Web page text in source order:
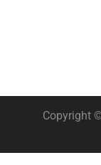
Copyright